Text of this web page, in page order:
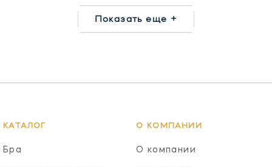
Показать еще +
КАТАЛОГ
Бра
О КОМПАНИИ
О компании